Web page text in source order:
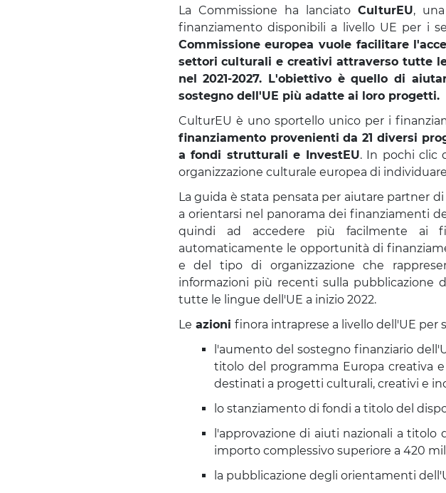
La Commissione ha lanciato CulturEU,
finanziamento disponibili a livello UE per i
Commissione europea vuole facilitare
settori culturali e creativi attraverso tutte
nel 2021-2027. L'obiettivo è quello di
sostegno dell'UE più adatte ai loro progetti.
CulturEU è uno sportello unico per i
finanziamento provenienti da 21 diversi
a fondi strutturali e InvestEU. In pochi clic
organizzazione culturale europea di
La guida è stata pensata per aiutare partner
a orientarsi nel panorama dei finanziamenti
quindi ad accedere più facilmente ai
automaticamente le opportunità di
e del tipo di organizzazione che
informazioni più recenti sulla pubblicazione
tutte le lingue dell'UE a inizio 2022.
Le azioni finora intraprese a livello dell'UE
l'aumento del sostegno finanziario
titolo del programma Europa creativa
destinati a progetti culturali, creativi e
lo stanziamento di fondi a titolo del
l'approvazione di aiuti nazionali a
importo complessivo superiore a 420
la pubblicazione degli orientamenti